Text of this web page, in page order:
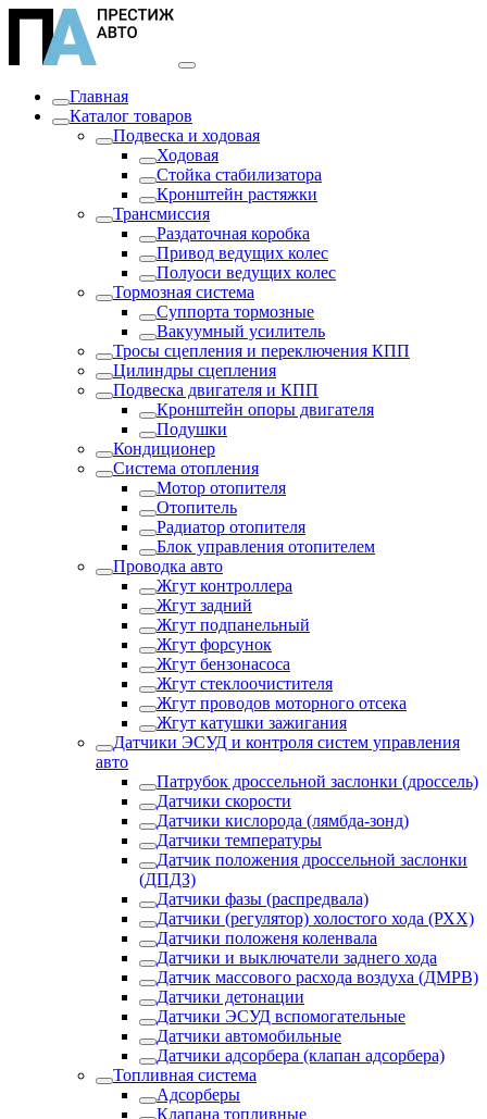
Главная
Каталог товаров
Подвеска и ходовая
Ходовая
Стойка стабилизатора
Кронштейн растяжки
Трансмиссия
Раздаточная коробка
Привод ведущих колес
Полуоси ведущих колес
Тормозная система
Суппорта тормозные
Вакуумный усилитель
Тросы сцепления и переключения КПП
Цилиндры сцепления
Подвеска двигателя и КПП
Кронштейн опоры двигателя
Подушки
Кондиционер
Система отопления
Мотор отопителя
Отопитель
Радиатор отопителя
Блок управления отопителем
Проводка авто
Жгут контроллера
Жгут задний
Жгут подпанельный
Жгут форсунок
Жгут бензонасоса
Жгут стеклоочистителя
Жгут проводов моторного отсека
Жгут катушки зажигания
Датчики ЭСУД и контроля систем управления
авто
Патрубок дроссельной заслонки (дроссель)
Датчики скорости
Датчики кислорода (лямбда-зонд)
Датчики температуры
Датчик положения дроссельной заслонки
(ДПДЗ)
Датчики фазы (распредвала)
Датчики (регулятор) холостого хода (РХХ)
Датчики положеня коленвала
Датчики и выключатели заднего хода
Датчик массового расхода воздуха (ДМРВ)
Датчики детонации
Датчики ЭСУД вспомогательные
Датчики автомобильные
Датчики адсорбера (клапан адсорбера)
Топливная система
Адсорберы
Клапана топливные